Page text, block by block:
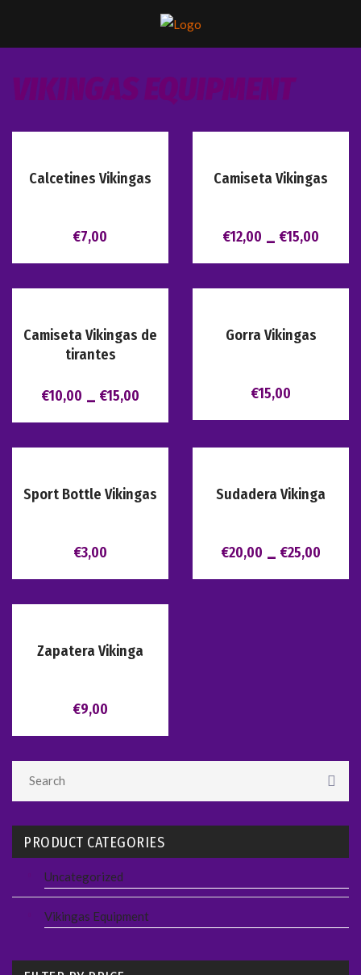
Calcetines Vikingas
€7,00
Camiseta Vikingas
€12,00 – €15,00
Camiseta Vikingas de
tirantes
€10,00 – €15,00
Gorra Vikingas
€15,00
Sport Bottle Vikingas
€3,00
Sudadera Vikinga
€20,00 – €25,00
Zapatera Vikinga
€9,00
PRODUCT CATEGORIES
Uncategorized
Vikingas Equipment